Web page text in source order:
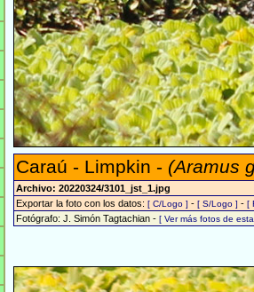
Caraú - Limpkin - (Aramus
Archivo: 20220324/3101_jst_1.jpg
Exportar la foto con los datos: [ C/Logo ] - [ S/Logo ] - [
Fotógrafo: J. Simón Tagtachian - [ Ver más fotos de